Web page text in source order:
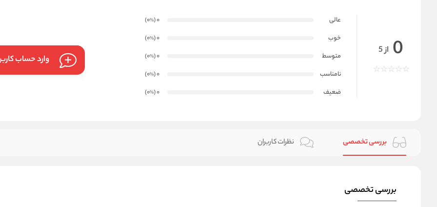
0 از 5
عالی 0
(0
%
)
خوب
0
(0
%
)
متوسط
0
(0
%
)
نامناسب
0
(0
%
)
ضعیف
0
(0
%
)
وارد حساب
بررسی تخصصی نظرات کاربران
بررسی تخصصی